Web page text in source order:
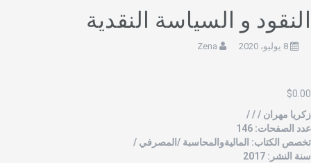
و السياسة النقدية
8 يوليو، 2020 Zena
$
مهران / / /
الصفحات: 146
الكتاب: الماليةوالمحاسبة /المصرفي /
النشر: 2017